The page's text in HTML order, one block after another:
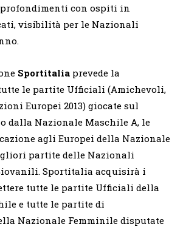
con ospiti in
visibilità per le Nazionali
Sportitalia prevede la
le partite Ufficiali (Amichevoli,
Europei 2013) giocate sul
dalla Nazionale Maschile A, le
agli Europei della Nazionale
partite delle Nazionali
Sportitalia acquisirà i
tutte le partite Ufficiali della
e tutte le partite di
Nazionale Femminile disputate